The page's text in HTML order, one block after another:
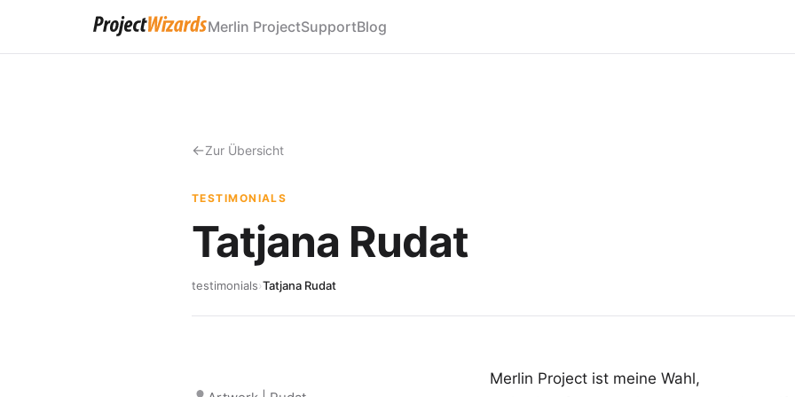
Merlin ProjectSupportBlog
Zur Übersicht
TESTIMONIALS
Tatjana Rudat
testimonials›Tatjana Rudat
Merlin Project ist meine Wahl,